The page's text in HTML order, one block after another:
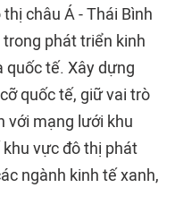
châu Á - Thái Bình
phát triển kinh
quốc tế. Xây dựng
quốc tế, giữ vai trò
với mạng lưới khu
vực đô thị phát
ngành kinh tế xanh,